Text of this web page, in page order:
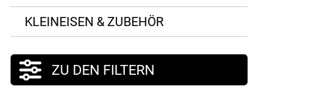
KLEINEISEN & ZUBEHÖR
ZU DEN FILTERN